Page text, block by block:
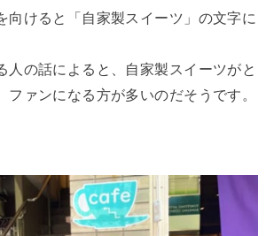
向けると「自家製スイーツ」の文字に
人の話によると、自家製スイーツがと
ファンになる方が多いのだそうです。